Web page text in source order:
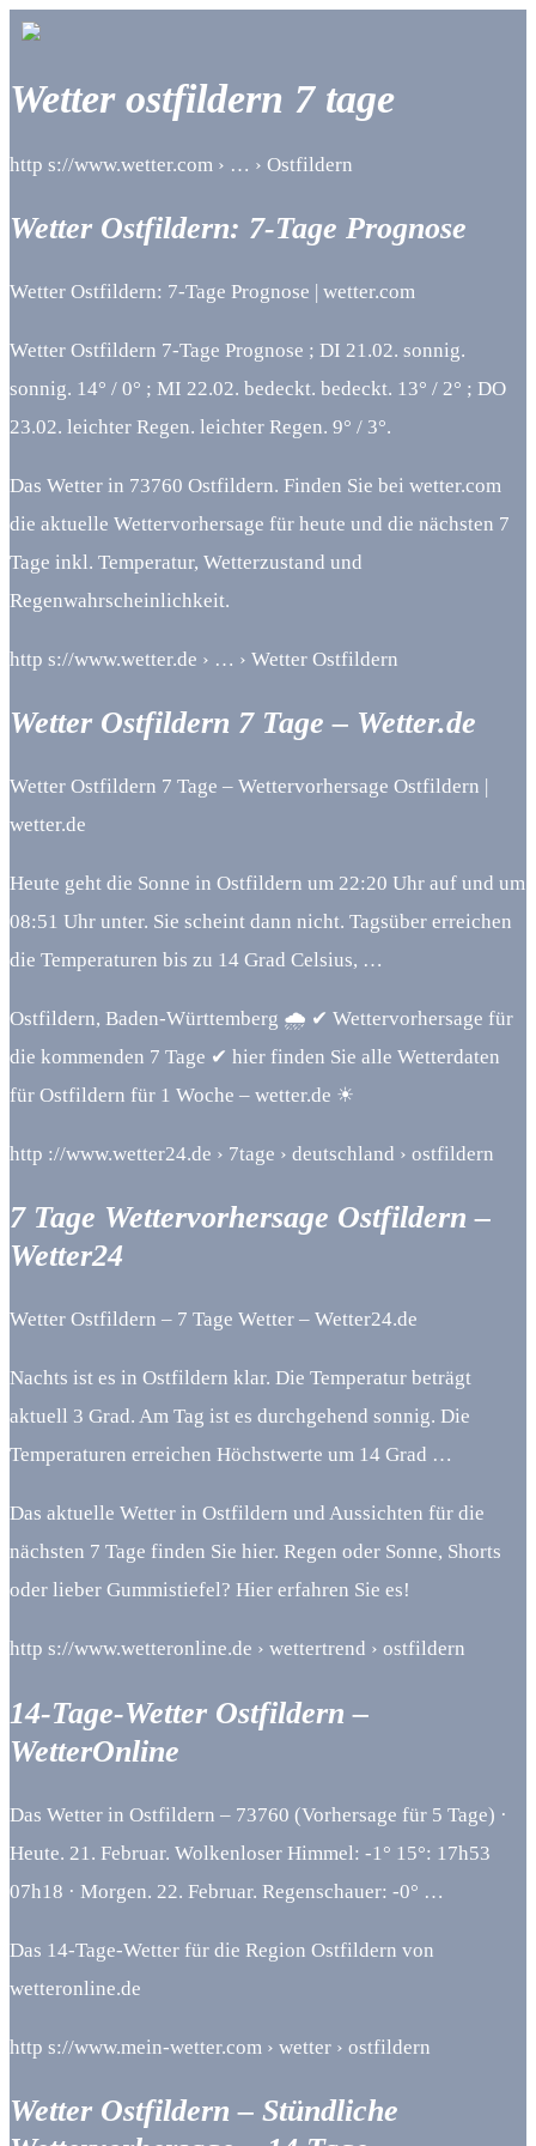
Wetter ostfildern 7 tage
http s://www.wetter.com › … › Ostfildern
Wetter Ostfildern: 7-Tage Prognose
Wetter Ostfildern: 7-Tage Prognose | wetter.com
Wetter Ostfildern 7-Tage Prognose ; DI 21.02. sonnig.
sonnig. 14° / 0° ; MI 22.02. bedeckt. bedeckt. 13° / 2° ; DO
23.02. leichter Regen. leichter Regen. 9° / 3°.
Das Wetter in 73760 Ostfildern. Finden Sie bei wetter.com
die aktuelle Wettervorhersage für heute und die nächsten 7
Tage inkl. Temperatur, Wetterzustand und
Regenwahrscheinlichkeit.
http s://www.wetter.de › … › Wetter Ostfildern
Wetter Ostfildern 7 Tage – Wetter.de
Wetter Ostfildern 7 Tage – Wettervorhersage Ostfildern |
wetter.de
Heute geht die Sonne in Ostfildern um 22:20 Uhr auf und um
08:51 Uhr unter. Sie scheint dann nicht. Tagsüber erreichen
die Temperaturen bis zu 14 Grad Celsius, …
Ostfildern, Baden-Württemberg 🌧️ ✔ Wettervorhersage für
die kommenden 7 Tage ✔ hier finden Sie alle Wetterdaten
für Ostfildern für 1 Woche – wetter.de ☀
http ://www.wetter24.de › 7tage › deutschland › ostfildern
7 Tage Wettervorhersage Ostfildern –
Wetter24
Wetter Ostfildern – 7 Tage Wetter – Wetter24.de
Nachts ist es in Ostfildern klar. Die Temperatur beträgt
aktuell 3 Grad. Am Tag ist es durchgehend sonnig. Die
Temperaturen erreichen Höchstwerte um 14 Grad …
Das aktuelle Wetter in Ostfildern und Aussichten für die
nächsten 7 Tage finden Sie hier. Regen oder Sonne, Shorts
oder lieber Gummistiefel? Hier erfahren Sie es!
http s://www.wetteronline.de › wettertrend › ostfildern
14-Tage-Wetter Ostfildern –
WetterOnline
Das Wetter in Ostfildern – 73760 (Vorhersage für 5 Tage) ·
Heute. 21. Februar. Wolkenloser Himmel: -1° 15°: 17h53
07h18 · Morgen. 22. Februar. Regenschauer: -0° …
Das 14-Tage-Wetter für die Region Ostfildern von
wetteronline.de
http s://www.mein-wetter.com › wetter › ostfildern
Wetter Ostfildern – Stündliche